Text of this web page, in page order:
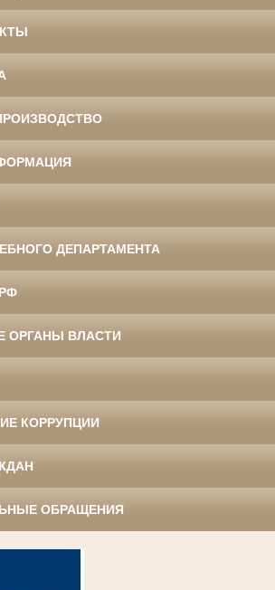
ДЕПАРТАМЕНТА
ОРГАНЫ ВЛАСТИ
КОРРУПЦИИ
ОБРАЩЕНИЯ